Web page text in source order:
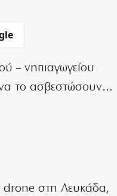
– νηπιαγωγείου
να το ασβεστώσουν…
drone στη Λευκάδα,